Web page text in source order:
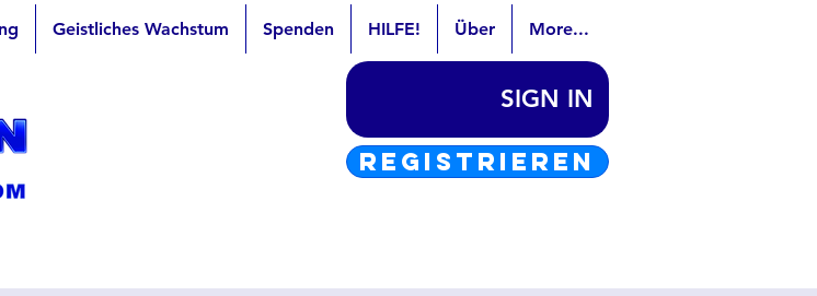
Geistliches Wachstum Spenden HILFE! Über More...
SIGN IN
REGISTRIEREN